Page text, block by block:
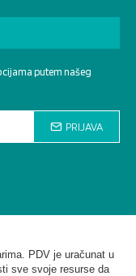
putem našeg
PRIJAVA
PDV je uračunat u
sve svoje resurse da